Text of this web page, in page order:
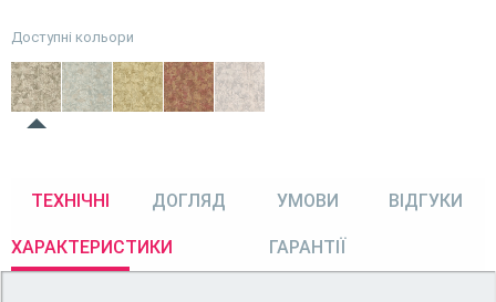
Доступні кольори
ТЕХНІЧНІ
ХАРАКТЕРИСТИКИ
ДОГЛЯД УМОВИ
ГАРАНТІЇ
ВІДГУКИ